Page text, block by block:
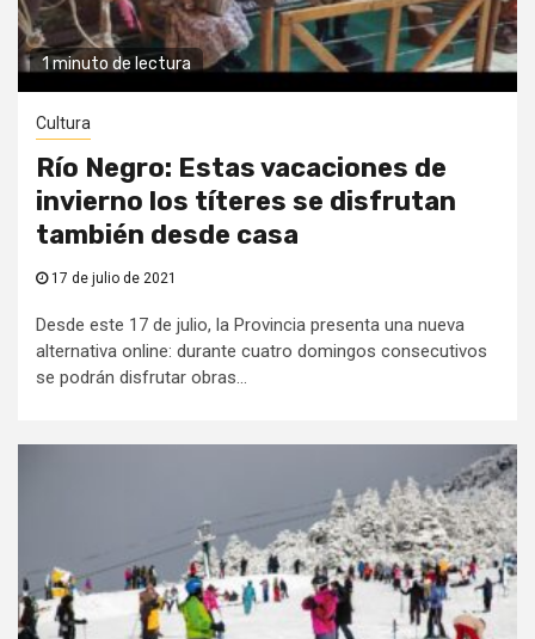
1 minuto de lectura
Cultura
Río Negro: Estas vacaciones de
invierno los títeres se disfrutan
también desde casa
17 de julio de 2021
Desde este 17 de julio, la Provincia presenta una nueva
alternativa online: durante cuatro domingos consecutivos
se podrán disfrutar obras...